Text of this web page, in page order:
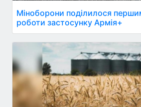
Міноборони поділилося
роботи застосунку Армія+